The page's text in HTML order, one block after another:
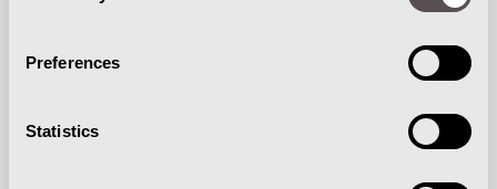
Preferences
Statistics
pensioenfonds
Natuurlijk de leukste collega’s waar werkplezier